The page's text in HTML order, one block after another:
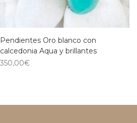
Pendientes Oro blanco con
calcedonia Aqua y brillantes
350,00€